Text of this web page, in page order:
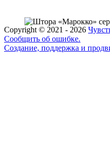
Copyright © 2021 - 2026
Сообщить об ошибке.
Создание, поддержка и